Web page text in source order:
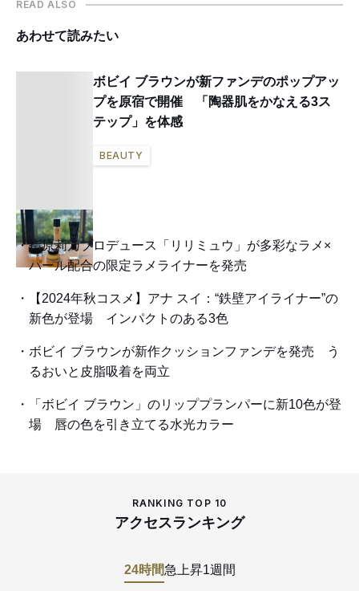
READ ALSO
あわせて読みたい
ボビイ ブラウンが新ファンデのポップアッ
プを原宿で開催 「陶器肌をかなえる3ス
テップ」を体感
BEAUTY
指原莉乃プロデュース「リリミュウ」が多彩なラメ×
パール配合の限定ラメライナーを発売
【2024年秋コスメ】アナ スイ：“鉄壁アイライナー”の
新色が登場 インパクトのある3色
ボビイ ブラウンが新作クッションファンデを発売 う
るおいと皮脂吸着を両立
「ボビイ ブラウン」のリッププランパーに新10色が登
場 唇の色を引き立てる水光カラー
RANKING TOP 10
アクセスランキング
24時間急上昇1週間